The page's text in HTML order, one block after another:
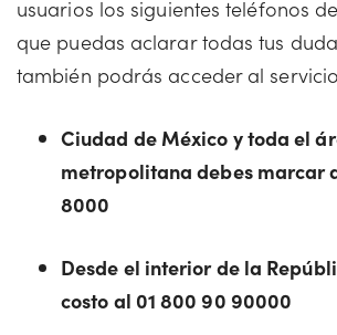
usuarios los siguientes teléfonos
que puedas aclarar todas tus
también podrás acceder al
Ciudad de México y toda el
metropolitana debes marcar
8000
Desde el interior de la
costo al 01 800 90 90000